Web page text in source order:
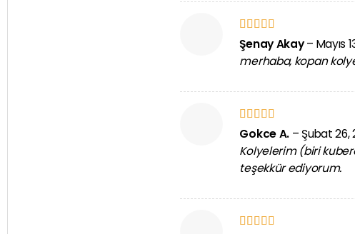
5 üzerinden
5 oy aldı
Şenay Akay– Mayıs
merhaba, kopan
5 üzerinden
Gokce A. – Şubat 26,
Kolyelerim (biri
teşekkür ediyorum.